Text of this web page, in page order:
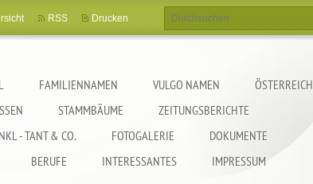
FAMILIENNAMEN VULGO NAMEN
ÖSTERREICH
STAMMBÄUME
ZEITUNGSBERICHTE
- TANT & CO.
FOTOGALERIE
DOKUMENTE
BERUFE INTERESSANTES IMPRESSUM
RSS Drucken